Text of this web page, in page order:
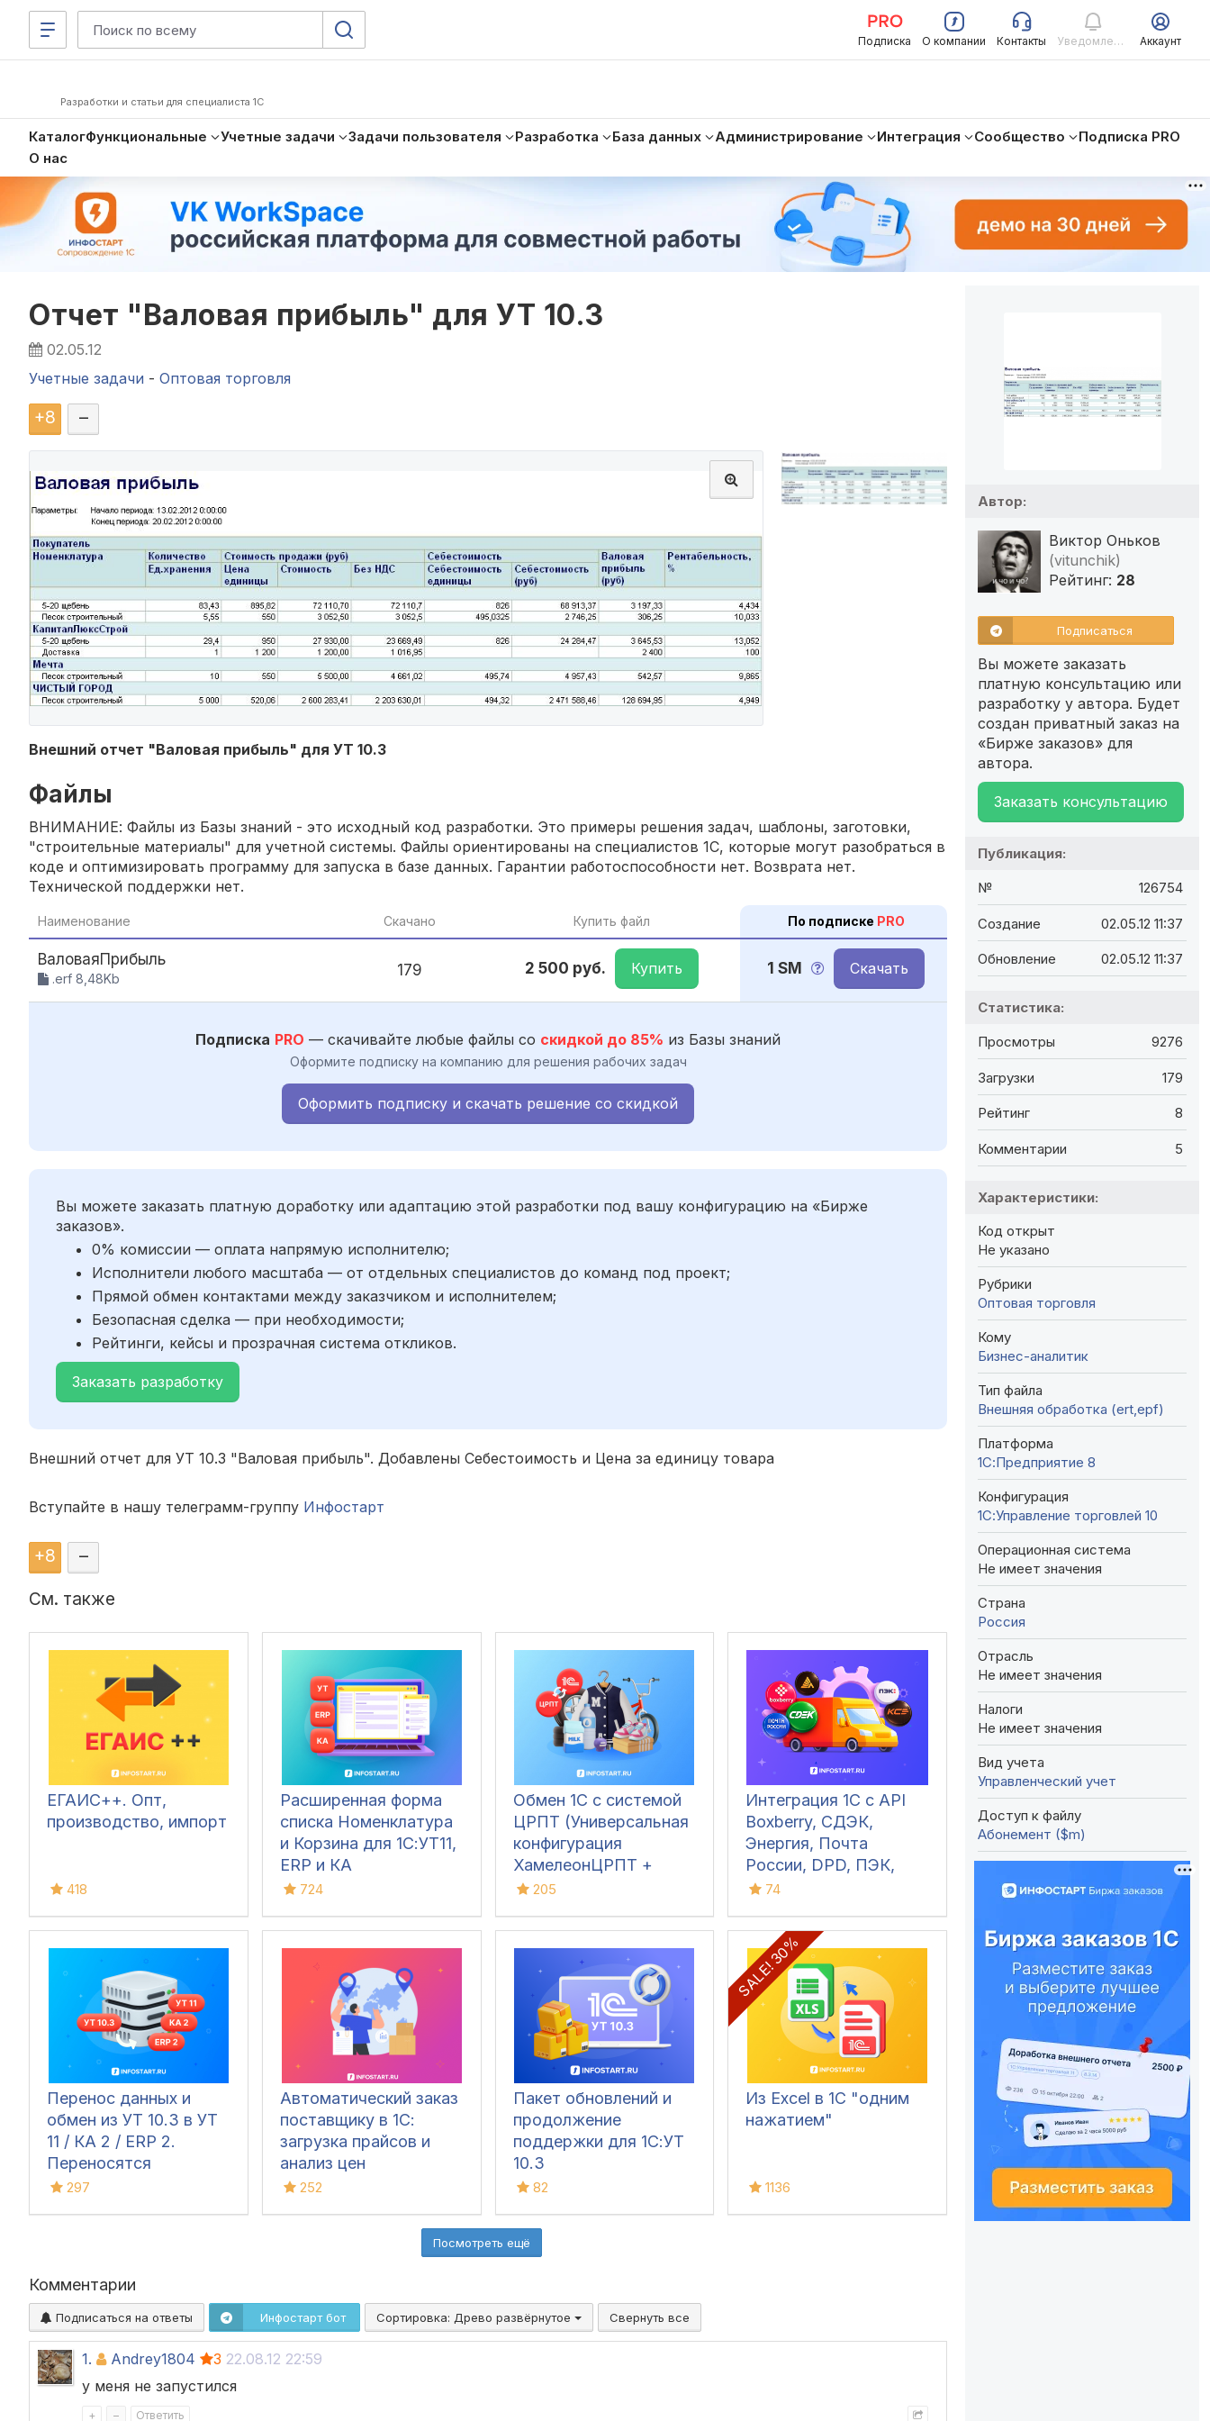
Подписка О компании Контакты Уведомления Аккаунт
Разработки и статьи для специалиста 1С
КаталогФункциональные Учетные задачи Задачи пользователя Разработка База данных Администрирование Интеграция Сообщество
Подписка PRO
О нас
Отчет "Валовая прибыль" для УТ 10.3
02.05.12
Учетные задачи - Оптовая торговля
+8 –
Внешний отчет "Валовая прибыль" для УТ 10.3
Файлы
ВНИМАНИЕ: Файлы из Базы знаний - это исходный код разработки. Это примеры решения задач, шаблоны, заготовки,
"строительные материалы" для учетной системы. Файлы ориентированы на специалистов 1С, которые могут разобраться в
коде и оптимизировать программу для запуска в базе данных. Гарантии работоспособности нет. Возврата нет.
Технической поддержки нет.
Наименование Скачано Купить файл По подписке PRO
ВаловаяПрибыль
.erf 8,48Kb 179 2 500 руб. Купить 1 SM Скачать
Подписка PRO — скачивайте любые файлы со скидкой до 85% из Базы знаний
Оформите подписку на компанию для решения рабочих задач
Оформить подписку и скачать решение со скидкой
Вы можете заказать платную доработку или адаптацию этой разработки под вашу конфигурацию на «Бирже
заказов».
0% комиссии — оплата напрямую исполнителю;
Исполнители любого масштаба — от отдельных специалистов до команд под проект;
Прямой обмен контактами между заказчиком и исполнителем;
Безопасная сделка — при необходимости;
Рейтинги, кейсы и прозрачная система откликов.
Заказать разработку
Внешний отчет для УТ 10.3 "Валовая прибыль". Добавлены Себестоимость и Цена за единицу товара
Вступайте в нашу телеграмм-группу Инфостарт
+8 –
См. также
ЕГАИС++. Опт,
производство, импорт
418
Расширенная форма
списка Номенклатура
и Корзина для 1С:УТ11,
ERP и КА
724
Обмен 1С с системой
ЦРПТ (Универсальная
конфигурация
ХамелеонЦРПТ +
маркировка табака,
лекарств, фото,
молока,
духов(парфюма),
питьевой воды,
велосипедов и шин)
205
Интеграция 1С с API
Boxberry, СДЭК,
Энергия, Почта
России, DPD, ПЭК,
Grastin, Деловые
ЯндексДоставка
74
Перенос данных и
обмен из УТ 10.3 в УТ
11 / КА 2 / ERP 2.
Переносятся
документы,
297
Автоматический заказ
поставщику в 1С:
загрузка прайсов и
анализ цен
252
Пакет обновлений и
продолжение
поддержки для 1С:УТ
10.3
82
SALE! 30%
Из Excel в 1С "одним
нажатием"
1136
Посмотреть ещё
Комментарии
Подписаться на ответы Инфостарт бот Сортировка: Древо развёрнутое Свернуть все
1. Andrey1804 3 22.08.12 22:59
у меня не запустился
+ – Ответить
Автор:
Виктор Оньков
(vitunchik)
Рейтинг: 28
Подписаться
Вы можете заказать
платную консультацию или
разработку у автора. Будет
создан приватный заказ на
«Бирже заказов» для
автора.
Заказать консультацию
Публикация:
№ 126754
Создание 02.05.12 11:37
Обновление 02.05.12 11:37
Статистика:
Просмотры 9276
Загрузки 179
Рейтинг 8
Комментарии 5
Характеристики:
Код открыт
Не указано
Рубрики
Оптовая торговля
Кому
Бизнес-аналитик
Тип файла
Внешняя обработка (ert,epf)
Платформа
1С:Предприятие 8
Конфигурация
1С:Управление торговлей 10
Операционная система
Не имеет значения
Страна
Россия
Отрасль
Не имеет значения
Налоги
Не имеет значения
Вид учета
Управленческий учет
Доступ к файлу
Абонемент ($m)